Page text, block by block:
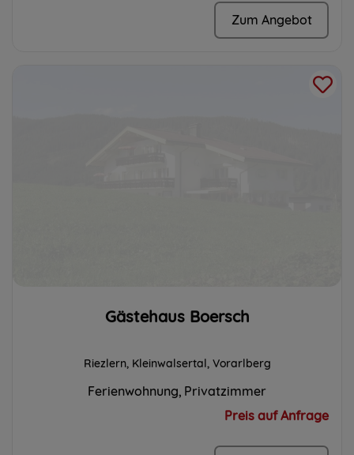
Zum Angebot
Gästehaus Boersch
Riezlern, Kleinwalsertal, Vorarlberg
Ferienwohnung Privatzimmer
Preis auf Anfrage